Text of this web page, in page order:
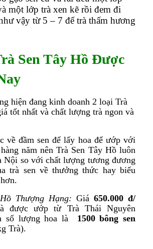
một lớp trà xen kẽ rồi đem đi
vậy từ 5 – 7 để trà thấm hương
Sen Tây Hồ Được
hiện đang kinh doanh 2 loại Trà
tốt nhất và chất lượng trà ngon và
về đầm sen để lấy hoa để ướp với
năm nên Trà Sen Tây Hồ luôn
Nội so với chất lượng tương đương
trà sen về thưởng thức hay biếu
Thượng Hạng: Giá 650.000 đ/
được ướp từ Trà Thái Nguyên
số lượng hoa là
1500 bông sen
Trà).